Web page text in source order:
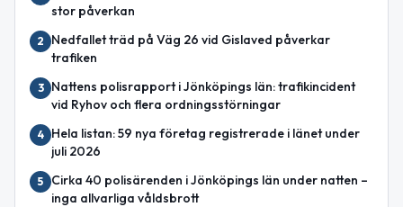
stor påverkan
2
Nedfallet träd på Väg 26 vid Gislaved påverkar
trafiken
3
Nattens polisrapport i Jönköpings län: trafikincident
vid Ryhov och flera ordningsstörningar
4
Hela listan: 59 nya företag registrerade i länet under
juli 2026
5
Cirka 40 polisärenden i Jönköpings län under natten –
inga allvarliga våldsbrott